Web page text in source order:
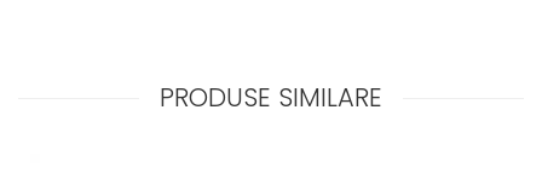
PRODUSE SIMILARE